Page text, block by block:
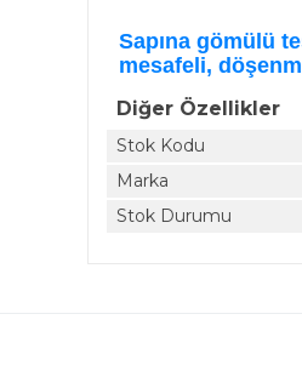
Sapına gömülü
mesafeli,
Diğer Özellikler
Stok Kodu
Marka
Stok Durumu